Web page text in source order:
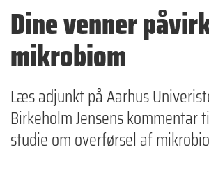
Dine venner
mikrobiom
Læs adjunkt på Aarhus
Birkeholm Jensens kommentar
studie om overførsel af